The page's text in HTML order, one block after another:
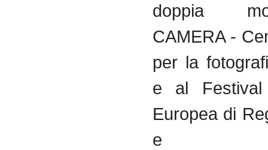
doppia
CAMERA -
per la
e al Festival
Europea di
e